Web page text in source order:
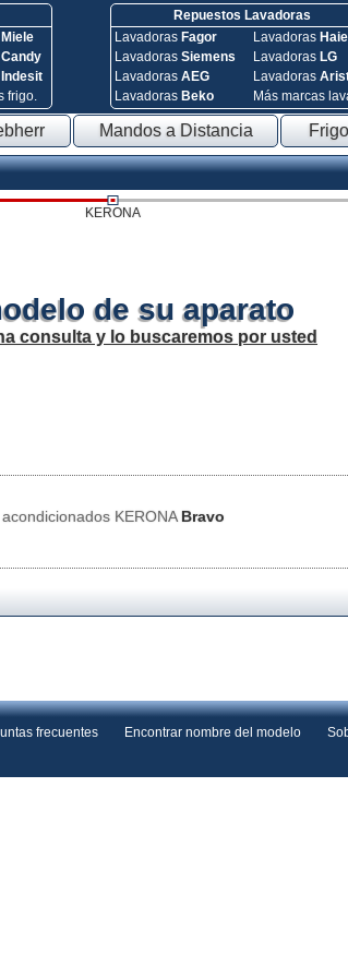
Miele
Candy
Indesit
frigo.
Repuestos Lavadoras
Lavadoras Fagor
Lavadoras Siemens
Lavadoras AEG
Lavadoras Beko
Lavadoras
Lavadoras LG
Lavadoras
Más marcas
Mandos a Distancia
KERONA
de su aparato
consulta y lo buscaremos por usted
KERONA Bravo
frecuentes Encontrar nombre del modelo